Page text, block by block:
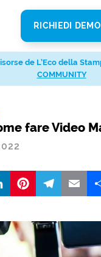
RICHIEDI DEMO
fare Video
LinkedIn
de L’Eco della
COMMUNITY